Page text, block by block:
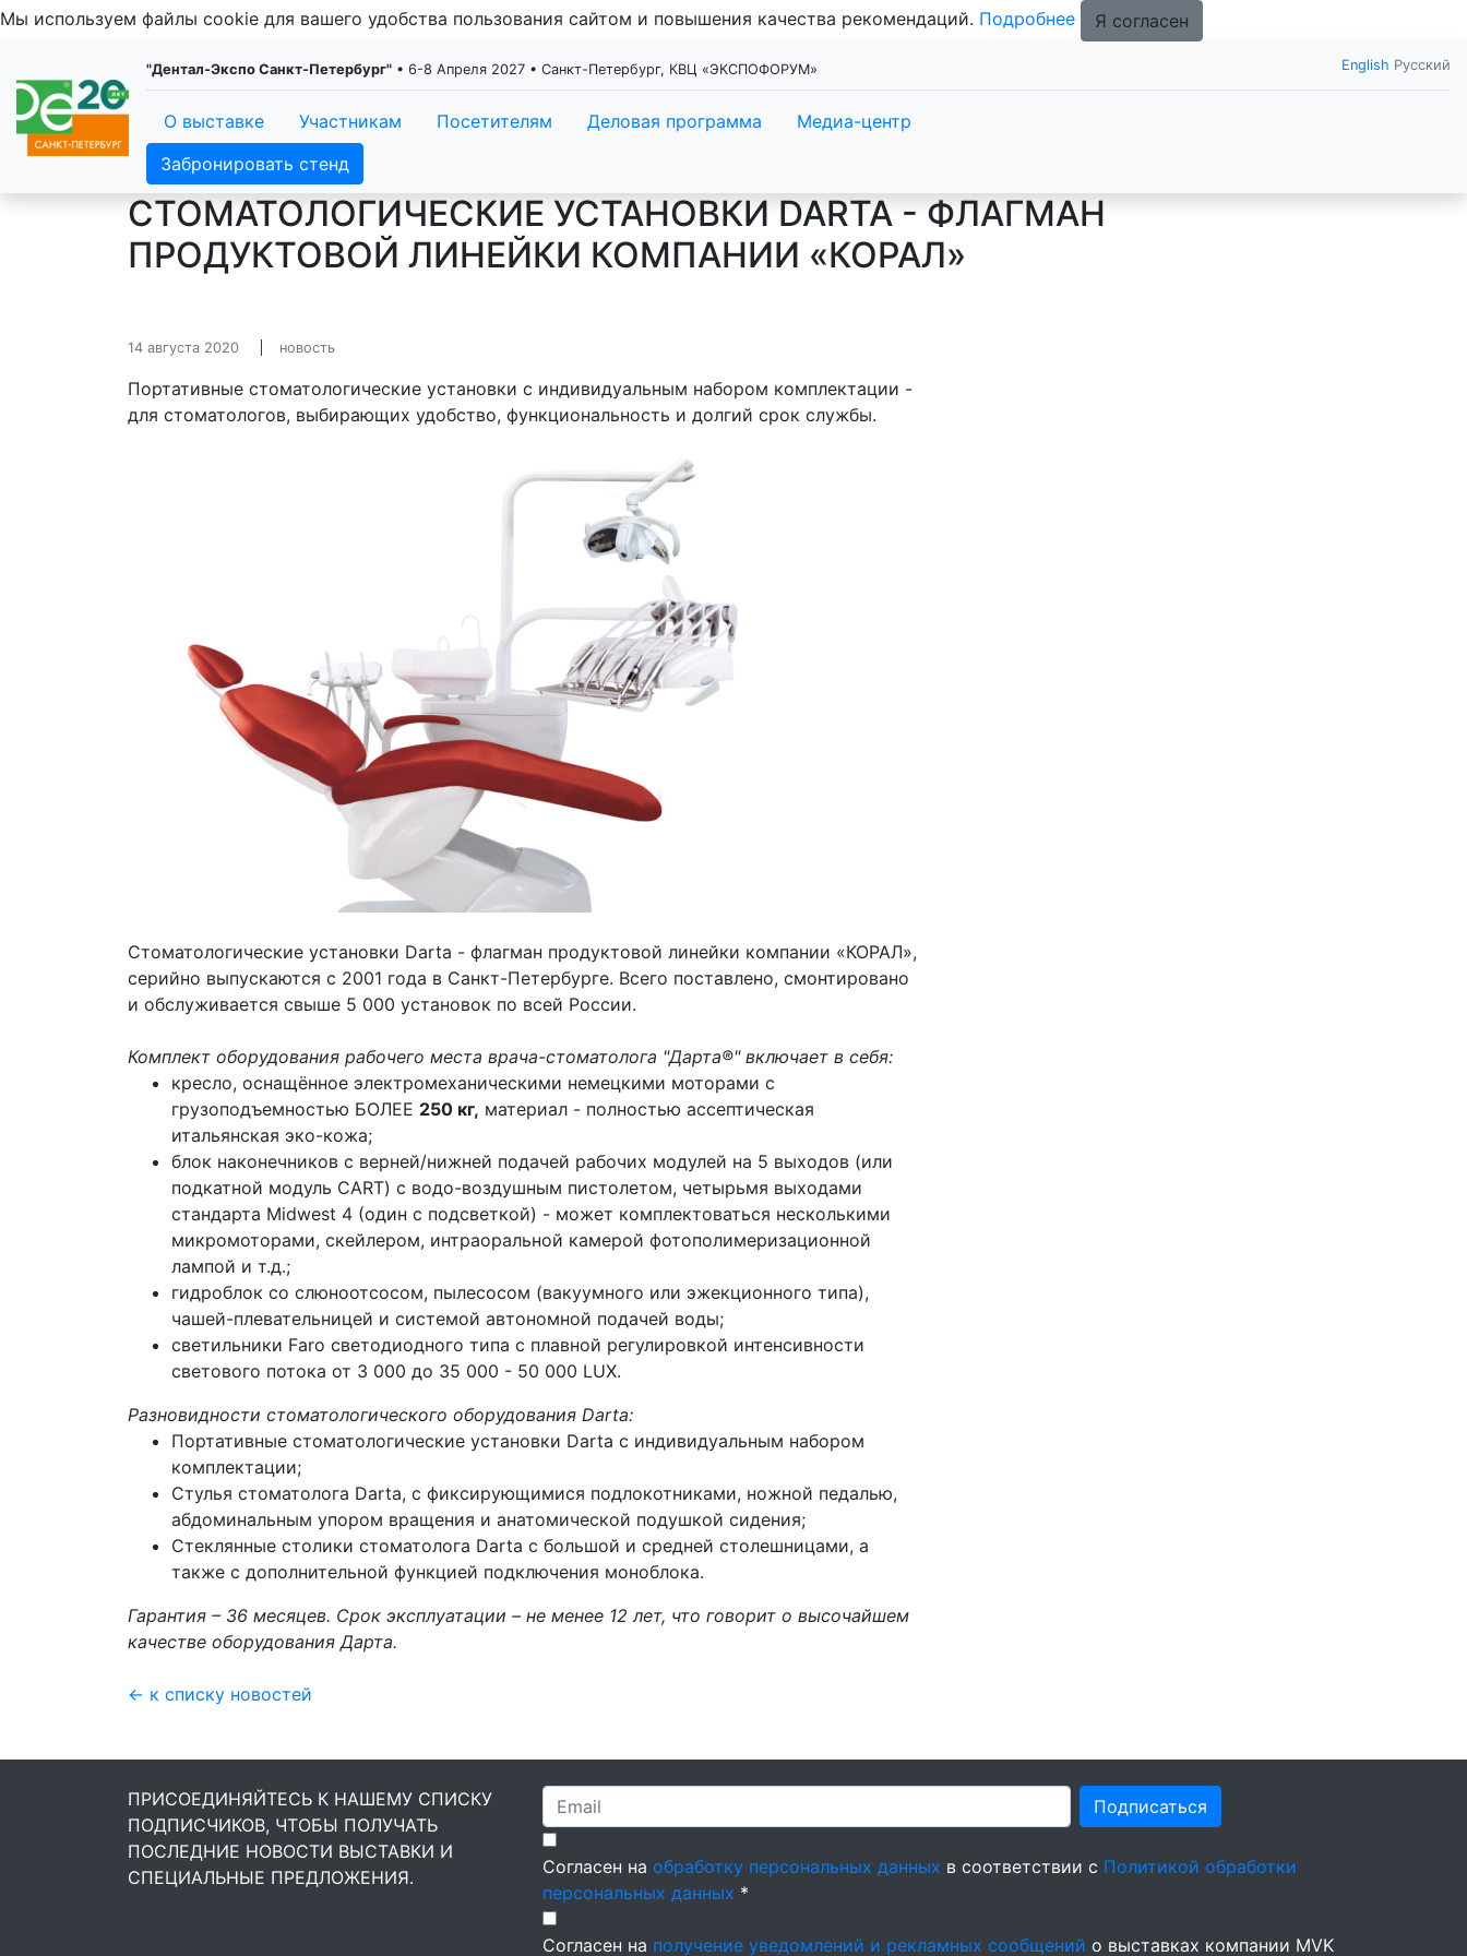
Мы используем файлы cookie для вашего удобства пользования сайтом и повышения качества рекомендаций. Подробнее Я согласен
"Дентал-Экспо Санкт-Петербург" • 6-8 Апреля 2027 • Санкт-Петербург, КВЦ «ЭКСПОФОРУМ» English Русский
О выставке Участникам Посетителям Деловая программа
Медиа-центр
Забронировать стенд
СТОМАТОЛОГИЧЕСКИЕ УСТАНОВКИ DARTA - ФЛАГМАН
ПРОДУКТОВОЙ ЛИНЕЙКИ КОМПАНИИ «КОРАЛ»
14 августа 2020 новость
Портативные стоматологические установки с индивидуальным набором комплектации -
для стоматологов, выбирающих удобство, функциональность и долгий срок службы.
Стоматологические установки Darta - флагман продуктовой линейки компании «КОРАЛ»,
серийно выпускаются с 2001 года в Санкт-Петербурге. Всего поставлено, смонтировано
и обслуживается свыше 5 000 установок по всей России.
Комплект оборудования рабочего места врача-стоматолога "Дарта®" включает в себя:
кресло, оснащённое электромеханическими немецкими моторами с
грузоподъемностью БОЛЕЕ 250 кг, материал - полностью ассептическая
итальянская эко-кожа;
блок наконечников с верней/нижней подачей рабочих модулей на 5 выходов (или
подкатной модуль CART) с водо-воздушным пистолетом, четырьмя выходами
стандарта Midwest 4 (один с подсветкой) - может комплектоваться несколькими
микромоторами, скейлером, интраоральной камерой фотополимеризационной
лампой и т.д.;
гидроблок со слюноотсосом, пылесосом (вакуумного или эжекционного типа),
чашей-плевательницей и системой автономной подачей воды;
светильники Faro светодиодного типа с плавной регулировкой интенсивности
светового потока от 3 000 до 35 000 - 50 000 LUX.
Разновидности стоматологического оборудования Darta:
Портативные стоматологические установки Darta с индивидуальным набором
комплектации;
Стулья стоматолога Darta, с фиксирующимися подлокотниками, ножной педалью,
абдоминальным упором вращения и анатомической подушкой сидения;
Стеклянные столики стоматолога Darta с большой и средней столешницами, а
также с дополнительной функцией подключения моноблока.
Гарантия – 36 месяцев. Срок эксплуатации – не менее 12 лет, что говорит о высочайшем
качестве оборудования Дарта.
← к списку новостей
ПРИСОЕДИНЯЙТЕСЬ К НАШЕМУ СПИСКУ
ПОДПИСЧИКОВ, ЧТОБЫ ПОЛУЧАТЬ
ПОСЛЕДНИЕ НОВОСТИ ВЫСТАВКИ И
СПЕЦИАЛЬНЫЕ ПРЕДЛОЖЕНИЯ.
Подписаться
Согласен на обработку персональных данных в соответствии с Политикой обработки
персональных данных *
Согласен на получение уведомлений и рекламных сообщений о выставках компании MVK